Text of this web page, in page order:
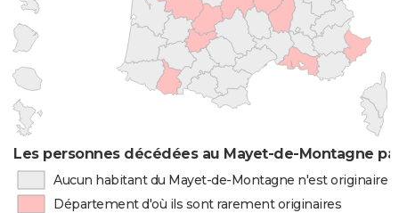
Les personnes décédées au Mayet-de-Montagne
Aucun habitant du Mayet-de-Montagne n'est originaire
Département d'où ils sont rarement originaires